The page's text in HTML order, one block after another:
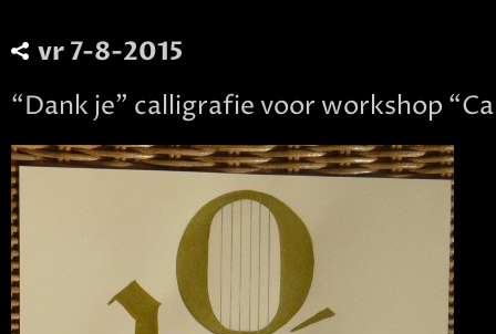
vr 7-8-2015
“Dank je” calligrafie voor workshop